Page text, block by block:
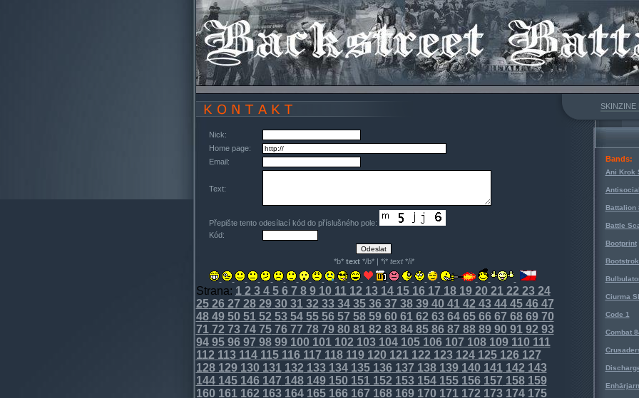
SKINZINE
Nick:
Home page:
Email:
Text:
Přepište tento odesílací kód do příslušného pole:
Kód:
*b* text*/b* | *i* text*/i*
Strana: 12 34567 89101112 1314151617 1819202122 2324
252627 2829303132 3334353637 3839404142 4344454647
4849505152 5354555657 5859606162 6364656667 686970
7172 7374757677 7879808182 8384858687 8889909192 93
94959697 9899100101102 103104105106107 108109110111
112 113114115116117 118119120121122 123124125126127
128129130131132 133134135136137 138139140141142 143
144145146147 148149150151152 153154155156157 158159
160161162 163164165166167 168169170171172 173174175
Bands:
Ani Krok
Battalion
Battle
Bootprint
Ciurma
Code 1
Combat